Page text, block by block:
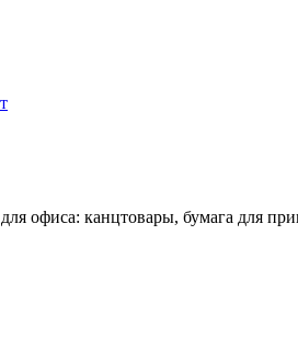
офиса: канцтовары, бумага для